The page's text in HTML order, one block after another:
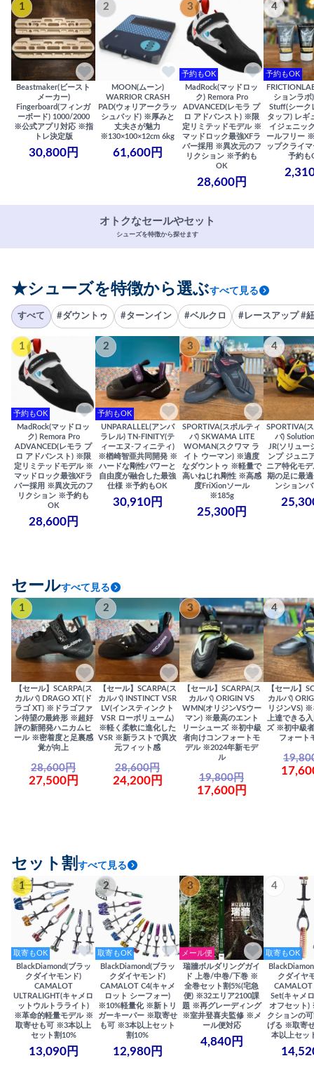
1
Beastmaker(ビースト
メーカー)
Fingerboard(フィンガ
ーボード) 1000/2000
※公式アプリ対応 ※指
トレ決定版
30,800円
2
MOON(ムーン)
WARRIOR CRASH
PAD(ウォリアークラッ
シュパッド) ※厚みと
丈夫さが魅力
※130×100×12cm 6kg
61,600円
3
予約もOK
MadRock(マッドロッ
ク) Remora Pro
ADVANCED(レモラ プ
ロ アドバンスト) ※限
定リミテッドモデル ※
マッドロック最強XFラ
バー採用 ※異次元のフ
リクション ※予約も
OK
28,600円
4
予約もOK
ションラボ
Stuff(シーク
タッフ) レギ
イジェニッ
ールフリー
ップクライ
予約も
オトクなセールやセット
シューズを特徴から探せます
★シューズを特徴から選ぶすべて見る
すべて #ダウントゥ #ターンイン #ベルクロ #レースアップ #
1
予約もOK
MadRock(マッドロッ
ク) Remora Pro
ADVANCED(レモラ プ
ロ アドバンスト) ※限
定リミテッドモデル ※
マッドロック最強XFラ
バー採用 ※異次元のフ
リクション ※予約も
OK
28,600円
2
予約もOK
UNPARALLEL(アンパ
ラレル) TN-FINITY(テ
ィーエヌ-フィニティ)
※楢崎智亜共同開発 ※
ハードな剛性パワーと
自由度が融合した最強
仕様 ※予約もOK
30,910円
3
SPORTIVA(スポルティ
バ) SKWAMA LITE
WOMAN(スクワマ ラ
イト ウーマン) ※適度
なダウントゥ ※軽量で
高いねじれ剛性 ※高感
度FriXionソール
※185g
25,300円
4
SPORTIVA(
バ)
JR(ソリュー
ンプ ジュニ
ニア特化モ
期の足に最
ンション
セールすべて見る
1
【セール】SCARPA(ス
カルパ) DRAGO XT(ド
ラゴ XT) ※ドラゴファ
ン待望の最終形 ※超好
評の新開発ハニカムヒ
ール ※密着度と足裏感
覚が向上
28,600円
27,500円
2
【セール】SCARPA(ス
カルパ) INSTINCT VSR
LV(インスティンクト
VSR ローボリューム)
※軽く柔軟に進化した
VSR ※新ラストで異次
元フィット感
28,600円
24,200円
3
【セール】SCARPA(ス
カルパ) ORIGIN VS
WMN(オリジンVSウー
マン) ※最高のエント
リーシューズ ※初中級
者向けコンフォートモ
デル ※2024年新モデ
ル
19,800円
17,600円
4
【セール】
カルパ)
リジンVS) ※
上達できる
ズ ※初中級
フォート
セット割 すべて見る
1
取寄もOK
BlackDiamond(ブラッ
クダイヤモンド)
CAMALOT
ULTRALIGHT(キャメロ
ットウルトラライト)
※革命的軽量モデル ※
取寄せも可 ※3本以上
セット割10%
13,090円
2
取寄もOK
BlackDiamond(ブラッ
クダイヤモンド)
CAMALOT C4(キャメ
ロット シーフォー)
※10%軽量化 ※新トリ
ガーキーパー ※取寄せ
も可 ※3本以上セット
割10%
12,980円
3
メール便
瑞牆ボルダリングガイ
ド 上巻/中巻/下巻 ※
全巻セット割5%(宅急
便) ※32エリア2100課
題 ※再グレーディング
※室井登喜夫監修 ※メ
ール便対応
4,840円
4
取寄もOK
クダイヤ
Set(キャメ
オフセット)
クションの
げる ※取寄
本以上セッ